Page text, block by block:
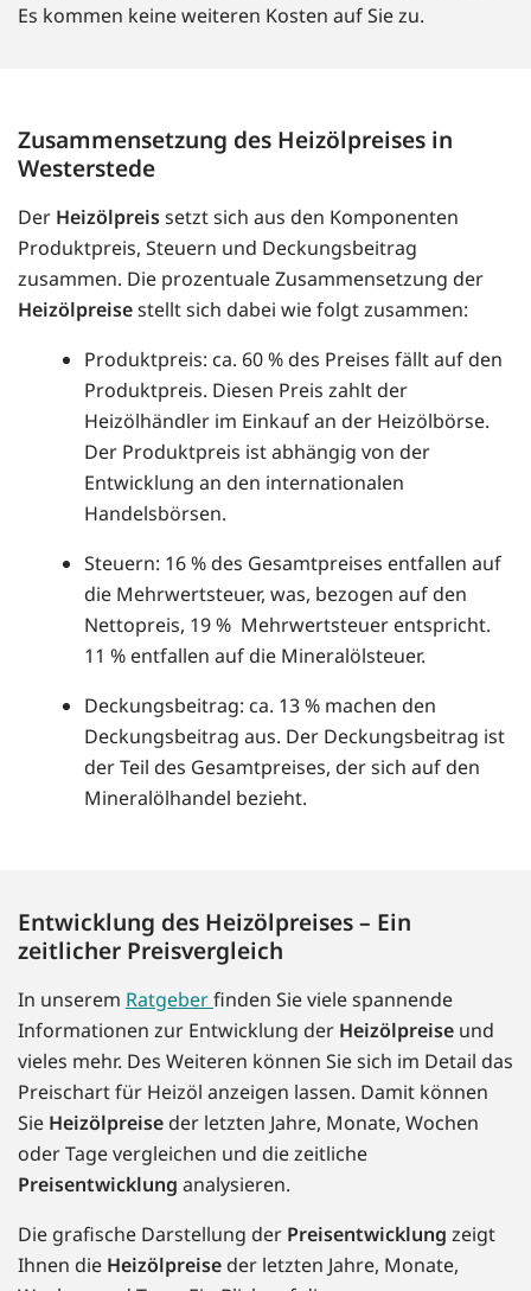
Es kommen keine weiteren Kosten auf Sie zu.
Zusammensetzung des Heizölpreises in
Westerstede
Der Heizölpreissetzt sich aus den Komponenten
Produktpreis, Steuern und Deckungsbeitrag
zusammen. Die prozentuale Zusammensetzung der
Heizölpreisestellt sich dabei wie folgt zusammen:
Produktpreis: ca. 60 % des Preises fällt auf den
Produktpreis. Diesen Preis zahlt der
Heizölhändler im Einkauf an der Heizölbörse.
Der Produktpreis ist abhängig von der
Entwicklung an den internationalen
Handelsbörsen.
Steuern: 16 % des Gesamtpreises entfallen auf
die Mehrwertsteuer, was, bezogen auf den
Nettopreis, 19 % Mehrwertsteuer entspricht.
11 % entfallen auf die Mineralölsteuer.
Deckungsbeitrag: ca. 13 % machen den
Deckungsbeitrag aus. Der Deckungsbeitrag ist
der Teil des Gesamtpreises, der sich auf den
Mineralölhandel bezieht.
Entwicklung des Heizölpreises – Ein
zeitlicher Preisvergleich
In unserem Ratgeberfinden Sie viele spannende
Informationen zur Entwicklung der Heizölpreise und
vieles mehr. Des Weiteren können Sie sich im Detail das
Preischart für Heizöl anzeigen lassen. Damit können
Sie Heizölpreise der letzten Jahre, Monate, Wochen
oder Tage vergleichen und die zeitliche
Preisentwicklung analysieren.
Die grafische Darstellung der Preisentwicklung zeigt
Ihnen die Heizölpreise der letzten Jahre, Monate,